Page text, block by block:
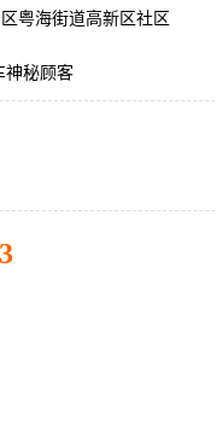
粤海街道高新区社区
神秘顾客